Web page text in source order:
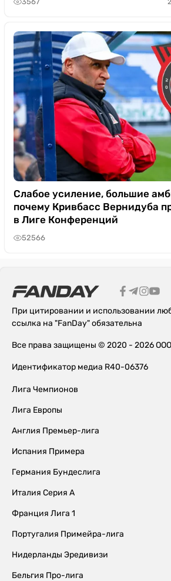
Слабое усиление, большие
почему Кривбасс Вернидуба
в Лиге Конференций
52566
При цитировании и использовании
ссылка на "FanDay" обязательна
Все права защищены © 2020 - 2026
Идентификатор медиа R40-06376
Лига Чемпионов
Лига Европы
Англия Премьер-лига
Испания Примера
Германия Бундеслига
Италия Серия А
Франция Лига 1
Португалия Примейра-лига
Нидерланды Эредивизи
Бельгия Про-лига